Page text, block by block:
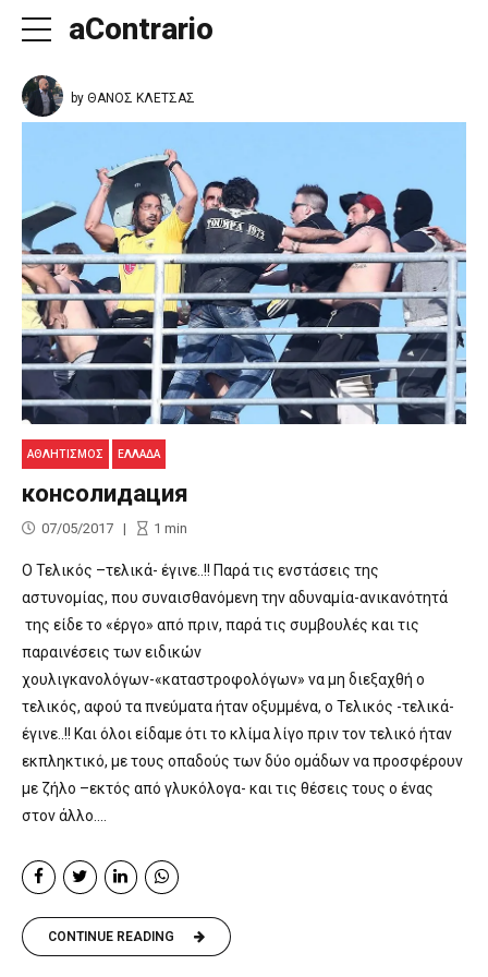
aContrario
by ΘΑΝΟΣ ΚΛΕΤΣΑΣ
ΑΘΛΗΤΙΣΜΌΣ ΕΛΛΑΔΑ
консолидация
07/05/2017 1 min
Ο Τελικός –τελικά- έγινε..!! Παρά τις ενστάσεις της
αστυνομίας, που συναισθανόμενη την αδυναμία-ανικανότητά
της είδε το «έργο» από πριν, παρά τις συμβουλές και τις
παραινέσεις των ειδικών
χουλιγκανολόγων-«καταστροφολόγων» να μη διεξαχθή ο
τελικός, αφού τα πνεύματα ήταν οξυμμένα, ο Τελικός -τελικά-
έγινε..!! Και όλοι είδαμε ότι το κλίμα λίγο πριν τον τελικό ήταν
εκπληκτικό, με τους οπαδούς των δύο ομάδων να προσφέρουν
με ζήλο –εκτός από γλυκόλογα- και τις θέσεις τους ο ένας
στον άλλο....
CONTINUE READING